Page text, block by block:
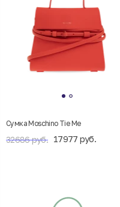
Сумка Moschino Tie Me
32686 руб. 17977 руб.